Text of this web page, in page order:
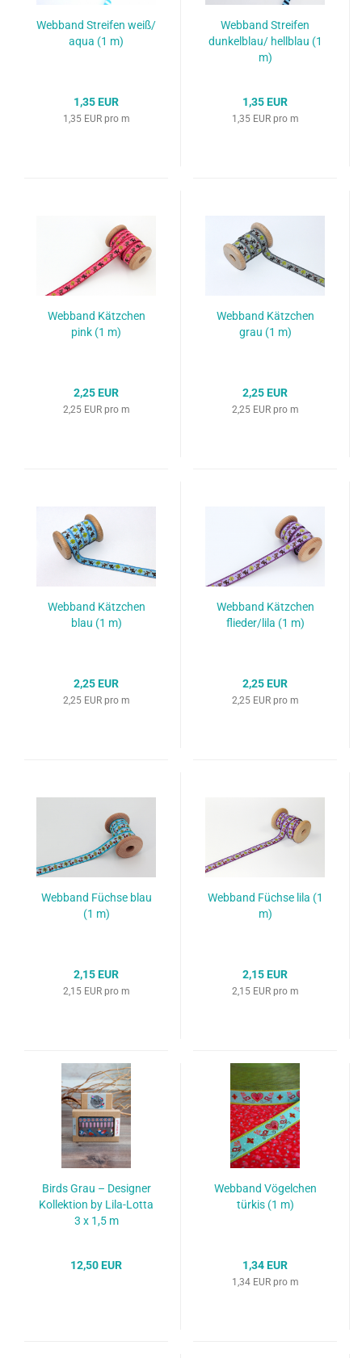
Webband Streifen weiß/
aqua (1 m)
1,35 EUR
1,35 EUR pro m
Webband Streifen
dunkelblau/ hellblau (1
m)
1,35 EUR
1,35 EUR pro m
Webband Kätzchen
pink (1 m)
2,25 EUR
2,25 EUR pro m
Webband Kätzchen
grau (1 m)
2,25 EUR
2,25 EUR pro m
Webband Kätzchen
blau (1 m)
2,25 EUR
2,25 EUR pro m
Webband Kätzchen
flieder/lila (1 m)
2,25 EUR
2,25 EUR pro m
Webband Füchse blau
(1 m)
2,15 EUR
2,15 EUR pro m
Webband Füchse lila (1
m)
2,15 EUR
2,15 EUR pro m
Birds Grau – Designer
Kollektion by Lila-Lotta
3 x 1,5 m
12,50 EUR
Webband Vögelchen
türkis (1 m)
1,34 EUR
1,34 EUR pro m